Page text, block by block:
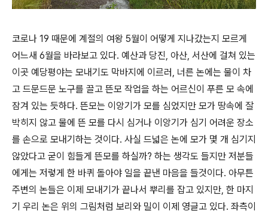
코로나 19 때문에 계절의 여왕 5월이 어떻게 지나갔는지 모르게
어느새 6월을 바라보고 있다. 예산과 당진, 아산, 서산에 걸쳐 있는
이곳 예당평야는 모내기도 막바지에 이르러, 너른 논에는 물이 차
고 드문드문 노구를 끌고 뜬모 작업을 하는 어르신이 푸른 모 속에
잠겨 있는 듯하다. 뜬모는 이앙기가 모를 심었지만 모가 땅속에 잘
박히지 않고 물에 뜬 모를 다시 심거나 이앙기가 심기 어려운 장소
를 손으로 모내기하는 것이다. 사실 드넓은 논에 모가 몇 개 심기지
않았다고 굳이 힘들게 뜬모를 하실까? 하는 생각도 들지만 저분들
에게는 저렇게 한 바퀴 돌아야 일을 끝낸 마음을 들것이다. 아무튼
주변의 논들은 이제 모내기가 끝나서 뿌리를 잡고 있지만, 한 마지
기 우리 논은 위의 그림처럼 보리와 밀이 이제 영글고 있다. 좌측이